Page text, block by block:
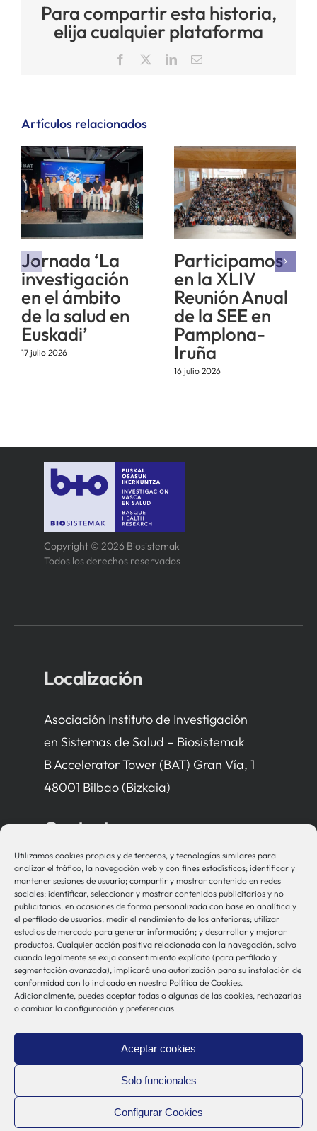
Utilizamos cookies propias y de terceros, y tecnologías similares para
analizar el tráfico, la navegación web y con fines estadísticos; identificar y
mantener sesiones de usuario; compartir y mostrar contenido en redes
sociales; identificar, seleccionar y mostrar contenidos publicitarios y no
publicitarios, en ocasiones de forma personalizada con base en analítica y
el perfilado de usuarios; medir el rendimiento de los anteriores; utilizar
estudios de mercado para generar información; y desarrollar y mejorar
productos. Cualquier acción positiva relacionada con la navegación, salvo
cuando legalmente se exija consentimiento explícito (para perfilado y
segmentación avanzada), implicará una autorización para su instalación de
conformidad con lo indicado en nuestra Política de Cookies.
Adicionalmente, puedes aceptar todas o algunas de las cookies, rechazarlas
o cambiar la configuración y preferencias
Aceptar cookies
Solo funcionales
Configurar Cookies
Para compartir esta historia,
elija cualquier plataforma
Facebook LinkedInCorreo
Artículos relacionados
Jornada ‘La
investigación
en el ámbito
de la salud en
Euskadi’
17 julio 2026
Participamos
en la XLIV
Reunión Anual
de la SEE en
Pamplona-
Iruña
16 julio 2026
Copyright © 2026 Biosistemak
Todos los derechos reservados
Localización
Asociación Instituto de Investigación
en Sistemas de Salud – Biosistemak
B Accelerator Tower (BAT) Gran Vía, 1
48001 Bilbao (Bizkaia)
Contacto
bio-sistemak@bio-sistemak.eus
944 00 77 90
Otros Enlaces
Osakidetza
Política de Privacidad
Política de Cookies